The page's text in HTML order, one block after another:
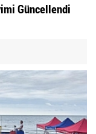
Güncellendi